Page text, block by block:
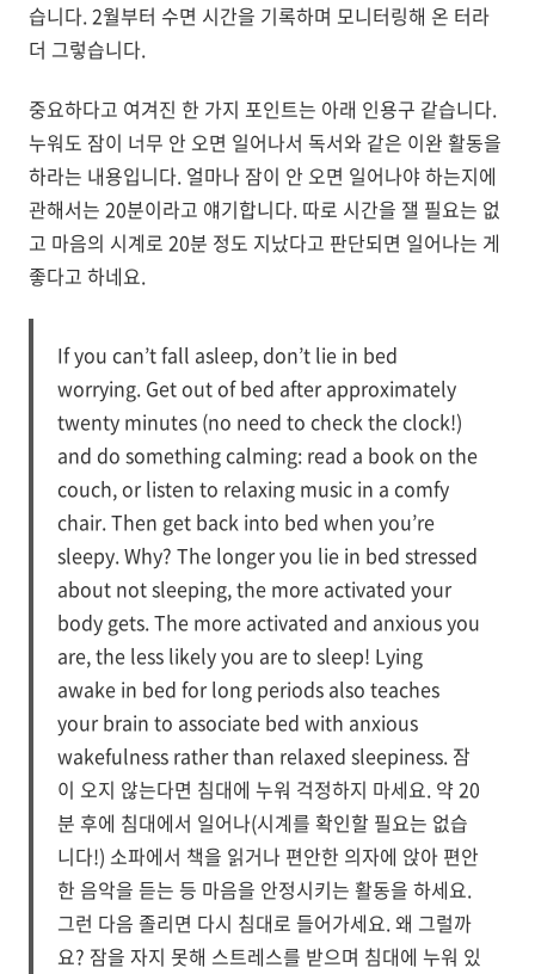
습니다. 2월부터 수면 시간을 기록하며 모니터링해 온 터라
더 그렇습니다.
중요하다고 여겨진 한 가지 포인트는 아래 인용구 같습니다.
누워도 잠이 너무 안 오면 일어나서 독서와 같은 이완 활동을
하라는 내용입니다. 얼마나 잠이 안 오면 일어나야 하는지에
관해서는 20분이라고 얘기합니다. 따로 시간을 잴 필요는 없
고 마음의 시계로 20분 정도 지났다고 판단되면 일어나는 게
좋다고 하네요.
If you can’t fall asleep, don’t lie in bed
worrying. Get out of bed after approximately
twenty minutes (no need to check the clock!)
and do something calming: read a book on the
couch, or listen to relaxing music in a comfy
chair. Then get back into bed when you’re
sleepy. Why? The longer you lie in bed stressed
about not sleeping, the more activated your
body gets. The more activated and anxious you
are, the less likely you are to sleep! Lying
awake in bed for long periods also teaches
your brain to associate bed with anxious
wakefulness rather than relaxed sleepiness. 잠
이 오지 않는다면 침대에 누워 걱정하지 마세요. 약 20
분 후에 침대에서 일어나(시계를 확인할 필요는 없습
니다!) 소파에서 책을 읽거나 편안한 의자에 앉아 편안
한 음악을 듣는 등 마음을 안정시키는 활동을 하세요.
그런 다음 졸리면 다시 침대로 들어가세요. 왜 그럴까
요? 잠을 자지 못해 스트레스를 받으며 침대에 누워 있